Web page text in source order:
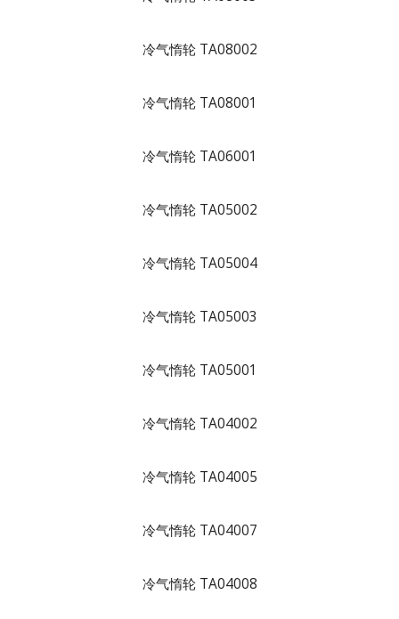
冷气惰轮 TA08002
冷气惰轮 TA08001
冷气惰轮 TA06001
冷气惰轮 TA05002
冷气惰轮 TA05004
冷气惰轮 TA05003
冷气惰轮 TA05001
冷气惰轮 TA04002
冷气惰轮 TA04005
冷气惰轮 TA04007
冷气惰轮 TA04008